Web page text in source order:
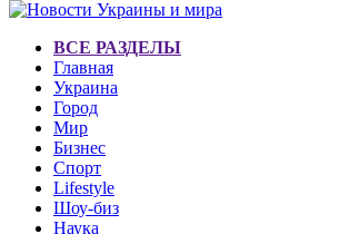
ВСЕ РАЗДЕЛЫ
Главная
Украина
Город
Мир
Бизнес
Спорт
Lifestyle
Шоу-биз
Наука